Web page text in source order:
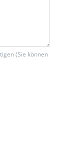
(Sie können